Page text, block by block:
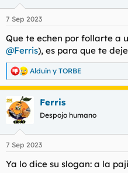
e
:
7 Sep 2023
Que te echen por follarte a
@Ferris), es para que te
R
e
a
c
c
e
:
Alduin y TORBE
Ferris
Despojo humano
7 Sep 2023
Ya lo dice su slogan: a la